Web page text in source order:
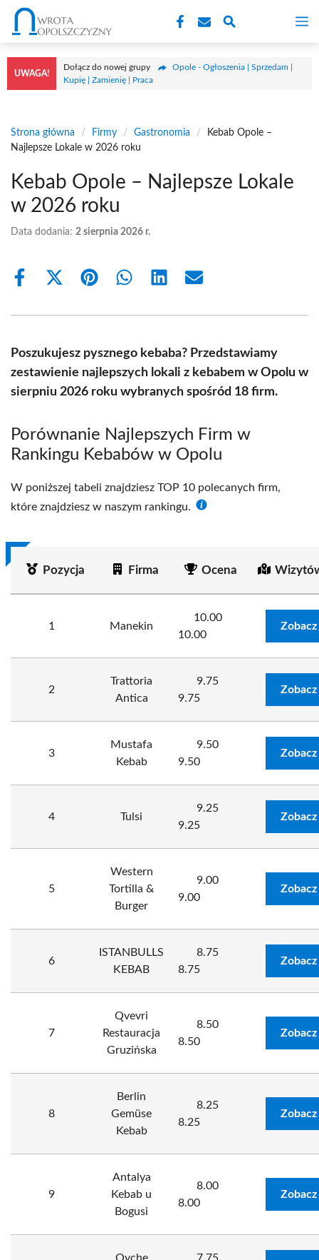
Przejdź
treści
UWAGA!
Dołącz do nowej grupy
Opole - Ogłoszenia | Sprzedam |
Kupię | Zamienię | Praca
Strona główna / Firmy / Gastronomia /
Kebab Opole –
Najlepsze Lokale w 2026 roku
Kebab Opole – Najlepsze Lokale
w 2026 roku
Data dodania: 2 sierpnia 2026 r.
Share
Share
(Twitter)
Share Share Share Share
Poszukujesz pysznego kebaba? Przedstawiamy
zestawienie najlepszych lokali z kebabem w Opolu w
sierpniu 2026 roku wybranych spośród 18 firm.
Porównanie Najlepszych Firm w
Rankingu Kebabów w Opolu
W poniższej tabeli znajdziesz TOP 10 polecanych firm,
które znajdziesz w naszym rankingu.
Pozycja Firma Ocena
1 Manekin
10.00
10.00
2
Trattoria
Antica
9.75
9.75
3
Mustafa
Kebab
9.50
9.50
4 Tulsi
9.25
9.25
5
Western
Tortilla &
Burger
9.00
9.00
6
ISTANBULLS
KEBAB
8.75
8.75
7
Qvevri
Restauracja
Gruzińska
8.50
8.50
8
Berlin
Gemüse
Kebab
8.25
8.25
9
Antalya
Kebab u
Bogusi
8.00
8.00